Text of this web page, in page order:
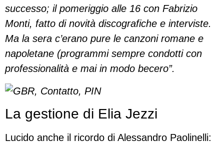
successo; il pomeriggio alle 16 con Fabrizio
Monti, fatto di novità discografiche e interviste.
Ma la sera c’erano pure le canzoni romane e
napoletane (programmi sempre condotti con
professionalità e mai in modo becero”.
La gestione di Elia Jezzi
Lucido anche il ricordo di Alessandro Paolinelli: